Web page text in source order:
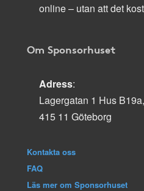
online – utan att det
Om Sponsorhuset
Adress:
Lagergatan 1 Hus
415 11 Göteborg
Kontakta oss
FAQ
Läs mer om Sponsorhuset